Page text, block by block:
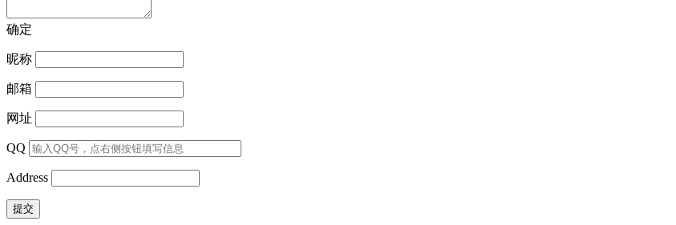
确定
昵称
邮箱
网址
QQ
Address